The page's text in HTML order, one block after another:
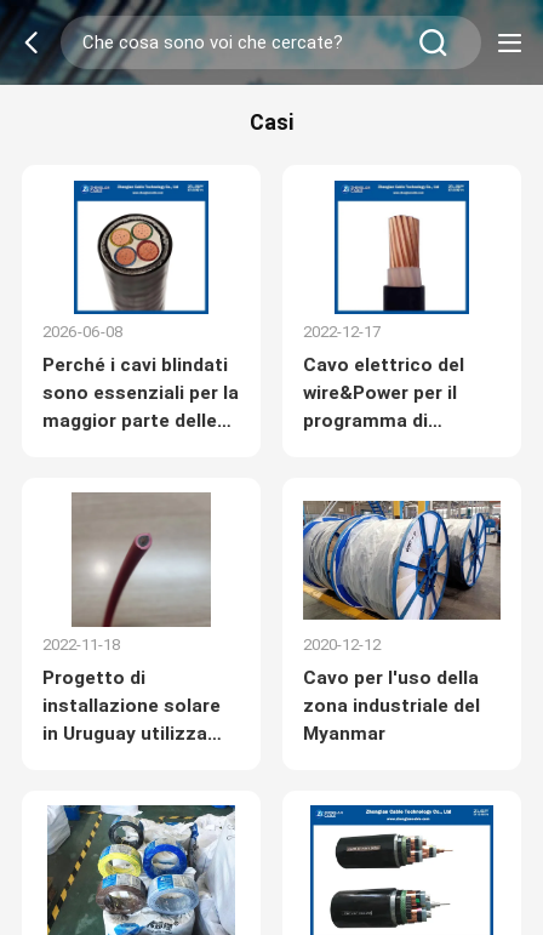
Casi
2026-06-08
Perché i cavi blindati
sono essenziali per la
maggior parte delle
2022-12-17
Cavo elettrico del
wire&Power per il
programma di
2022-11-18
Progetto di
installazione solare
in Uruguay utilizza
2020-12-12
Cavo per l'uso della
zona industriale del
Myanmar